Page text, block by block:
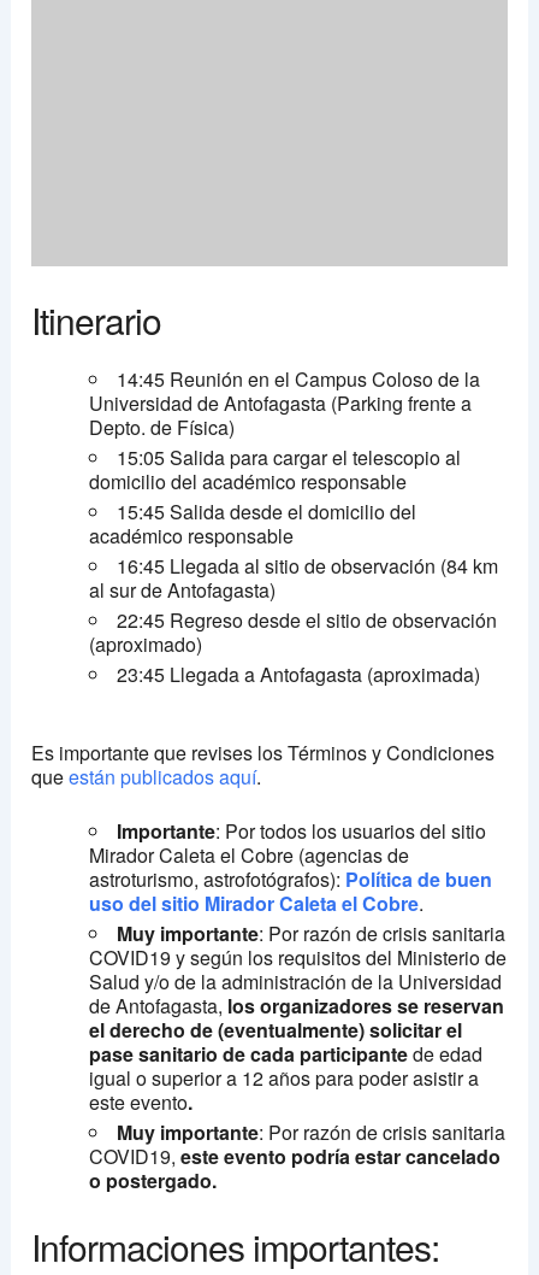
Itinerario
14:45 Reunión en el Campus Coloso de la
Universidad de Antofagasta (Parking frente a
Depto. de Física)
15:05 Salida para cargar el telescopio al
domicilio del académico responsable
15:45 Salida desde el domicilio del
académico responsable
16:45 Llegada al sitio de observación (84 km
al sur de Antofagasta)
22:45 Regreso desde el sitio de observación
(aproximado)
23:45 Llegada a Antofagasta (aproximada)
Es importante que revises los Términos y Condiciones
queestán publicados aquí.
Importante: Por todos los usuarios del sitio
Mirador Caleta el Cobre (agencias de
astroturismo, astrofotógrafos): Política de buen
uso del sitio Mirador Caleta el Cobre.
Muy importante: Por razón de crisis sanitaria
COVID19 y según los requisitos del Ministerio de
Salud y/o de la administración de la Universidad
de Antofagasta, los organizadores se reservan
el derecho de (eventualmente) solicitar el
pase sanitario de cada participantede edad
igual o superior a 12 años para poder asistir a
este evento.
Muy importante: Por razón de crisis sanitaria
COVID19,este evento podría estar cancelado
o postergado.
Informaciones importantes: